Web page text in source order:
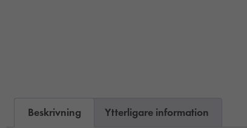
Beskrivning Ytterligare information